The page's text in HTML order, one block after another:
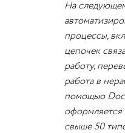
На
процессы,
цепочек
работу,
работа в
помощью
оформляется
свыше 50